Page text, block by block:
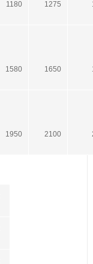
1180 1275
1580 1650
1950 2100